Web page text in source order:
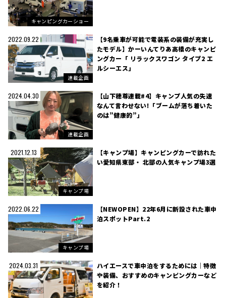
キャンピングカーショー
2022.09.22
連載企画
【9名乗車が可能で電装系の装備が充実し
たモデル】かーいんてりあ高橋のキャンピ
ングカー「 リラックスワゴン タイプ2 エ
ルシーエス」
2024.04.30
連載企画
【山下穂尊連載#4】キャンプ人気の失速
なんて言わせない!「ブームが落ち着いた
のは”健康的”」
2021.12.13
キャンプ場
【キャンプ場】キャンピングカーで訪れた
い愛知県東部・ 北部の人気キャンプ場3選
2022.06.22
キャンプ場
【NEWOPEN】22年6月に新設された車中
泊スポットPart.2
2024.03.31
ハイエースで車中泊をするためには｜特徴
や装備、おすすめのキャンピングカーなど
を紹介！